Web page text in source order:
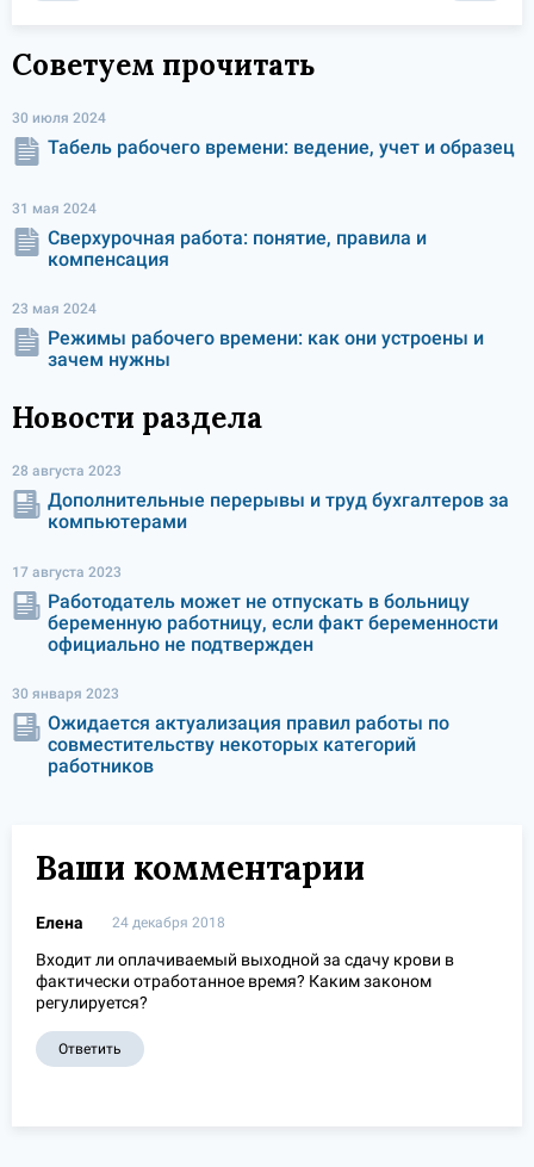
Советуем прочитать
30 июля 2024
Табель рабочего времени: ведение, учет и образец
31 мая 2024
Сверхурочная работа: понятие, правила и
компенсация
23 мая 2024
Режимы рабочего времени: как они устроены и
зачем нужны
Новости раздела
28 августа 2023
Дополнительные перерывы и труд бухгалтеров за
компьютерами
17 августа 2023
Работодатель может не отпускать в больницу
беременную работницу, если факт беременности
официально не подтвержден
30 января 2023
Ожидается актуализация правил работы по
совместительству некоторых категорий
работников
Ваши комментарии
Елена 24 декабря 2018
Входит ли оплачиваемый выходной за сдачу крови в
фактически отработанное время? Каким законом
регулируется?
Ответить